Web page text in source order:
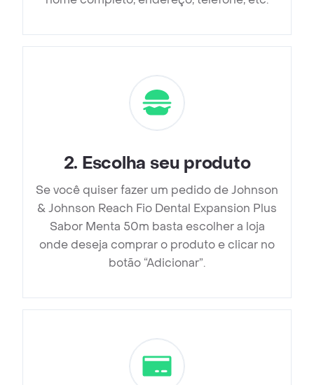
2. Escolha seu produto
Se você quiser fazer um pedido de Johnson
& Johnson Reach Fio Dental Expansion Plus
Sabor Menta 50m basta escolher a loja
onde deseja comprar o produto e clicar no
botão “Adicionar”.